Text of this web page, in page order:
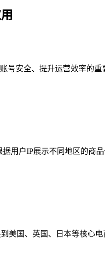
号安全、提升运营效率的
据用户IP展示不同地区的
美国、英国、日本等核心